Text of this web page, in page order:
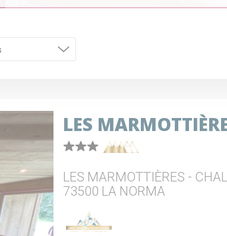
LES
LES MARMOTTIÈRES -
73500 LA NORMA